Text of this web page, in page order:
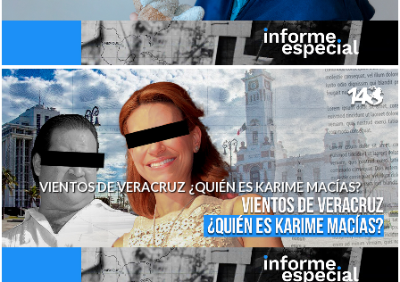
VIENTOS DE VERACRUZ ¿QUIÉN ES KARIME MACÍAS?